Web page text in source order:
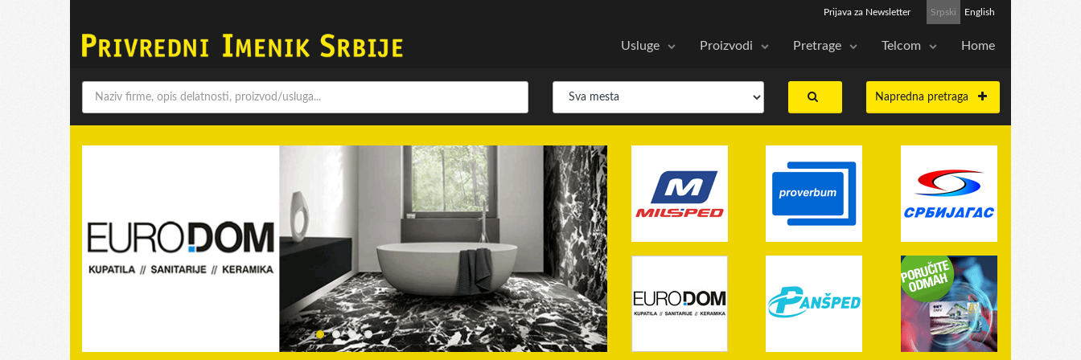
Srpski English
Prijava za Newsletter
Usluge Proizvodi Pretrage Telcom Home
Napredna pretraga